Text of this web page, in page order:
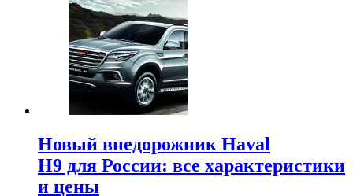
Новый внедорожник Haval
H9 для России: все характеристики
и цены